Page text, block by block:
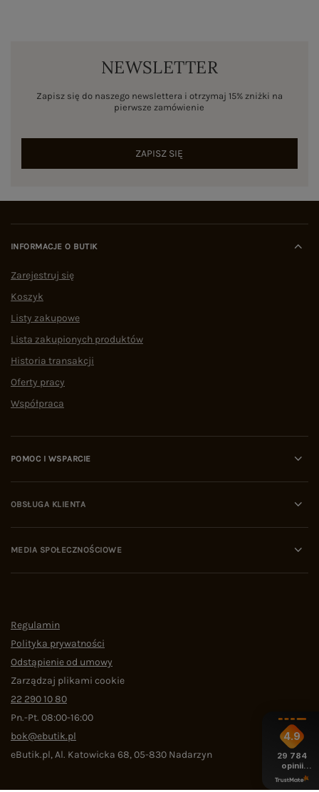
NEWSLETTER
Zapisz się do naszego newslettera i otrzymaj 15% zniżki na
pierwsze zamówienie
ZAPISZ SIĘ
INFORMACJE O BUTIK
Zarejestruj się
Koszyk
Listy zakupowe
Lista zakupionych produktów
Historia transakcji
Oferty pracy
Współpraca
POMOC I WSPARCIE
OBSŁUGA KLIENTA
MEDIA SPOŁECZNOŚCIOWE
Regulamin
Polityka prywatności
Odstąpienie od umowy
Zarządzaj plikami cookie
22 290 10 80
Pn.-Pt. 08:00-16:00
bok@ebutik.pl
eButik.pl,Al. Katowicka 68,05-830 Nadarzyn
4.9
29 784
opinii
z całego